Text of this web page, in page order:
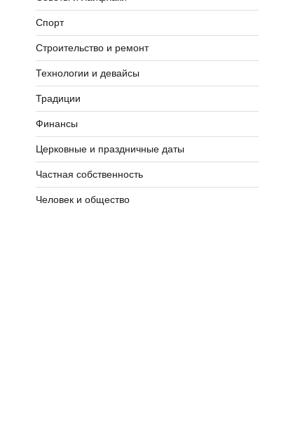
Спорт
Строительство и ремонт
Технологии и девайсы
Традиции
Финансы
Церковные и праздничные даты
Частная собственность
Человек и общество